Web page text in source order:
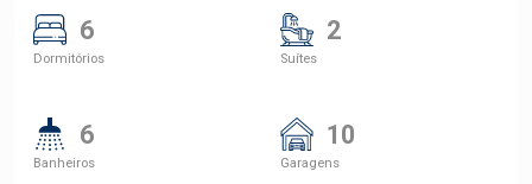
6
Dormitórios
2
Suítes
6
Banheiros
10
Garagens